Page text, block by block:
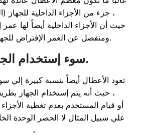
جزء من الأجزاء الداخلية للجهاز (القطع الداخلية) ،
حيث أن الأجزاء الداخلية أيضاً لها
ومنفصل عن العمر الإفتراض للجهاز بشكل عام.
سوء إستخدام الجهاز.
تعود الأعطال أيضاً بنسبة كبيرة إلي
، حيث أنه يتم إستخدام الجهاز
أو قيام المستخدم بعدم تغطية الأجزاء
علي سبيل المثال لا الحصر الوحدة
،